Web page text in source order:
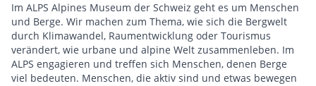
Im ALPS Alpines Museum der Schweiz geht es um Menschen
und Berge. Wir machen zum Thema, wie sich die Bergwelt
durch Klimawandel, Raumentwicklung oder Tourismus
verändert, wie urbane und alpine Welt zusammenleben. Im
ALPS engagieren und treffen sich Menschen, denen Berge
viel bedeuten. Menschen, die aktiv sind und etwas bewegen